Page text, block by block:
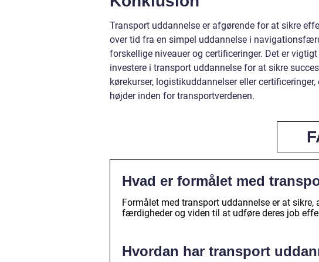
Transport uddannelse er afgørende for at sikre
over tid fra en simpel uddannelse i
forskellige niveauer og certificeringer. Det er
investere i transport uddannelse for at sikre
kørekurser, logistikuddannelser eller
højder inden for transportverdenen.
Hvad er formålet med
Formålet med transport uddannelse er at
færdigheder og viden til at udføre deres job
Hvordan har transport